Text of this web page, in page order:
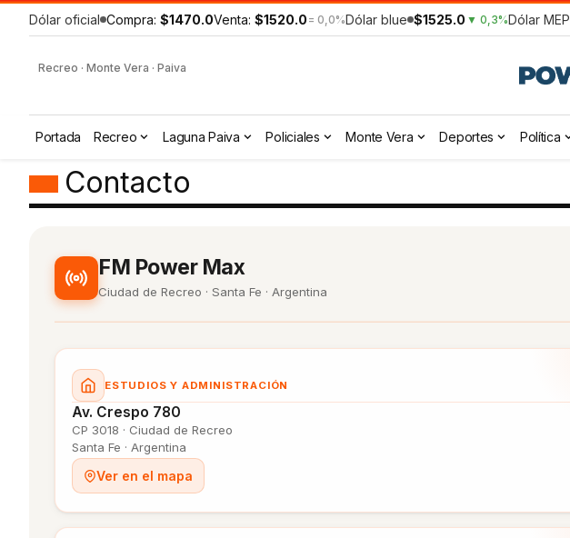
Dólar oficial Compra: $1470.0Venta: $1520.0 = 0,0%Dólar blue $1525.0 ▼ 0,3%Dólar MEP
Recreo · Monte Vera · Paiva
Portada Recreo Laguna Paiva Policiales Monte Vera Deportes Política
Contacto
FM Power Max
Ciudad de Recreo · Santa Fe · Argentina
ESTUDIOS Y ADMINISTRACIÓN
Av. Crespo 780
CP 3018 · Ciudad de Recreo
Santa Fe · Argentina
Ver en el mapa